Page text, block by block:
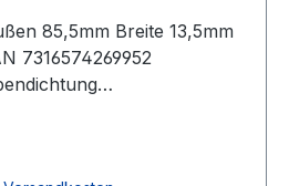
85,5mm Breite 13,5mm
7316574269952